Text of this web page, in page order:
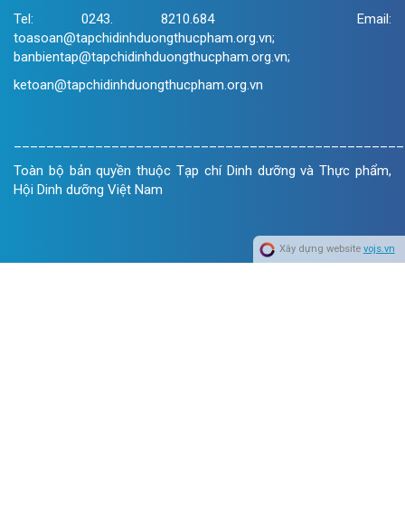
Tel: 0243. 8210.684 Email:
toasoan@tapchidinhduongthucpham.org.vn;
banbientap@tapchidinhduongthucpham.org.vn;
ketoan@tapchidinhduongthucpham.org.vn
Toàn bộ bản quyền thuộc Tạp chí Dinh dưỡng và Thực phẩm,
Hội Dinh dưỡng Việt Nam